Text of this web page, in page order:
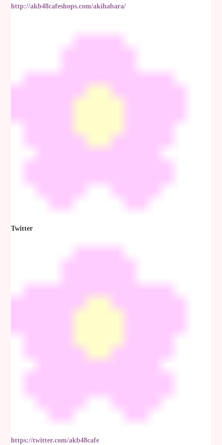
http://akb48cafeshops.com/akihabara/
Twitter
https://twitter.com/akb48cafe